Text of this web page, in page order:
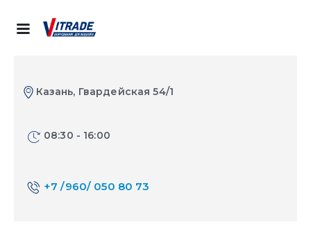
Казань, Гвардейская 54/1
08:30 - 16:00
+7 /960/ 050 80 73